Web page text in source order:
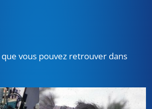
vous pouvez retrouver dans